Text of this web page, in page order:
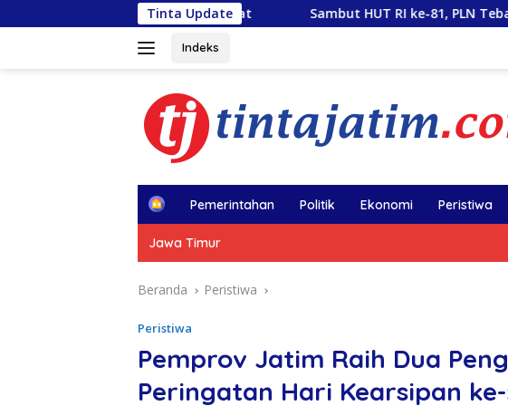
ke
Tinta Update
Sambut HUT RI ke-81, PLN Tebar Energi Kebaikan dari
Indeks
H
e
Pemerintahan Politik Ekonomi Peristiwa
Jawa Timur
Beranda Peristiwa
Peristiwa
Pemprov Jatim Raih Dua
Peringatan Hari Kearsipan